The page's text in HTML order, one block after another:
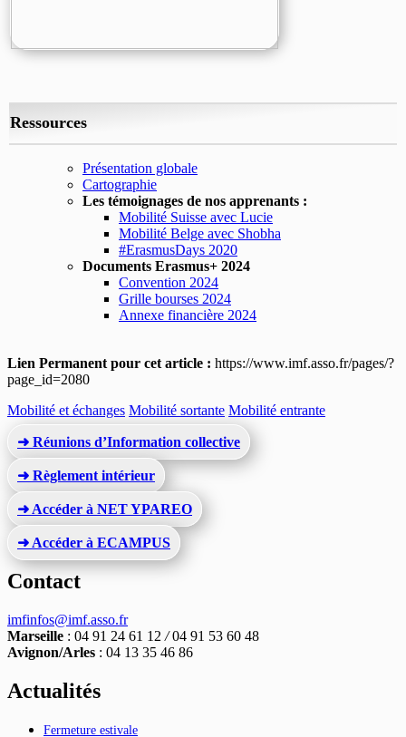
Ressources
Présentation globale
Cartographie
Les témoignages de nos apprenants :
Mobilité Suisse avec Lucie
Mobilité Belge avec Shobha
#ErasmusDays 2020
Documents Erasmus+ 2024
Convention 2024
Grille bourses 2024
Annexe financière 2024
Lien Permanent pour cet article : https://www.imf.asso.fr/pages/?
page_id=2080
Mobilité et échanges Mobilité sortante Mobilité entrante
➜ Réunions d’Information collective
➜ Règlement intérieur
➜ Accéder à NET YPAREO
➜ Accéder à ECAMPUS
Contact
imfinfos@imf.asso.fr
Marseille : 04 91 24 61 12 /04 91 53 60 48
Avignon/Arles : 04 13 35 46 86
Actualités
Fermeture estivale